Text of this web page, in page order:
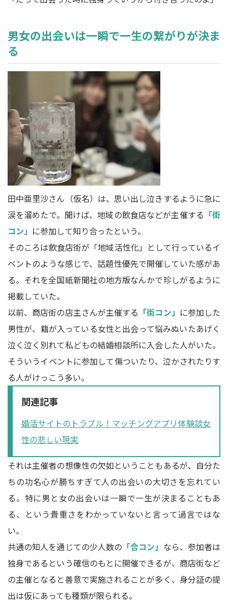
男女の出会いは一瞬で一生の繋がりが決ま
る
田中亜里沙さん（仮名）は、思い出し泣きするように急に
涙を溜めたで。聞けば、地域の飲食店などが主催する 「街
コン」 に参加して知り合ったという。
そのころは飲食店街が「地域活性化」として行っているイ
ベントのような感じで、話題性優先で開催していた感があ
る。それを全国紙新聞社の地方版なんかで珍しがるように
掲載していた。
以前、商店街の店主さんが主催する 「街コン」 に参加した
男性が、籍が入っている女性と出会って悩みぬいたあげく
泣く泣く別れて私どもの結婚相談所に入会した人がいた。
そういうイベントに参加して傷ついたり、泣かされたりす
る人がけっこう多い。
関連記事
婚活サイトのトラブル！マッチングアプリ体験談女
性の悲しい現実
それは主催者の想像性の欠如ということもあるが、自分た
ちの功名心が勝ちすぎて人の出会いの大切さを忘れてい
る。特に男と女の出会いは一瞬で一生が決まることもあ
る、という貴重さをわかっていないと言って過言ではな
い。
共通の知人を通じての少人数の 「合コン」 なら、参加者は
独身であるという確信のもとに開催できるが、商店街など
の主催となると善意で実施されることが多く、身分証の提
出は仮にあっても種類が限られる。